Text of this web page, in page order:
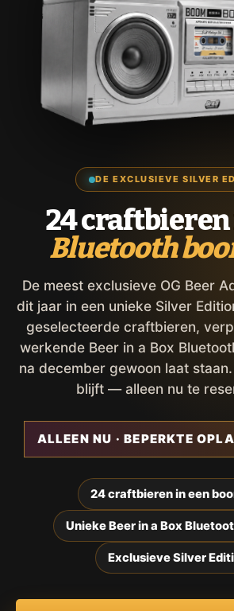
DE EXCLUSIEVE SILVER
24 craftbieren
Bluetooth
De meest exclusieve OG Beer
dit jaar in een unieke Silver
geselecteerde craftbieren,
werkende Beer in a Box
na december gewoon laat
blijft — alleen nu te
ALLEEN NU · BEPERKTE
24 craftbieren in een
Unieke Beer in a Box
Exclusieve Silver